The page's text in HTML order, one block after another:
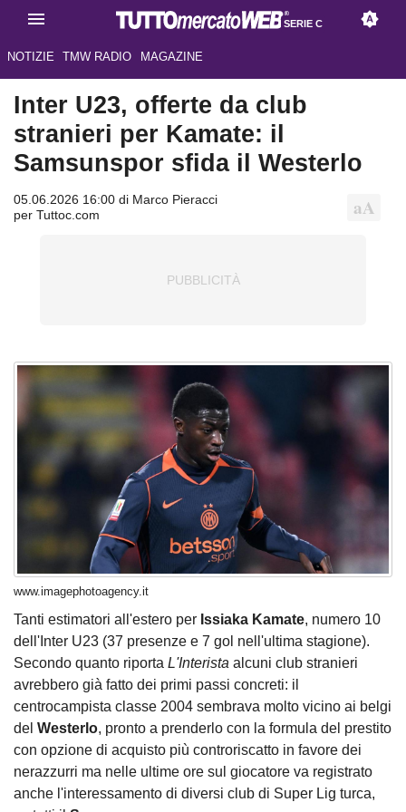
SERIE C
NOTIZIE TMW RADIO MAGAZINE
Inter U23, offerte da club
stranieri per Kamate: il
Samsunspor sfida il Westerlo
05.06.2026 16:00 di Marco Pieracci
per Tuttoc.com
www.imagephotoagency.it
Tanti estimatori all'estero per Issiaka Kamate, numero 10
dell'Inter U23 (37 presenze e 7 gol nell'ultima stagione).
Secondo quanto riporta L'Interista alcuni club stranieri
avrebbero già fatto dei primi passi concreti: il
centrocampista classe 2004 sembrava molto vicino ai belgi
del Westerlo, pronto a prenderlo con la formula del prestito
con opzione di acquisto più controriscatto in favore dei
nerazzurri ma nelle ultime ore sul giocatore va registrato
anche l'interessamento di diversi club di Super Lig turca,